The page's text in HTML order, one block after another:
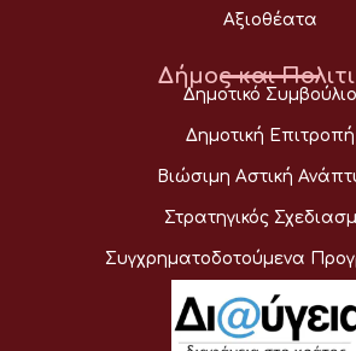
Αξιοθέατα
Δήμος και
Δημοτικό Συμβούλιο
Δημοτική Επιτροπή
Βιώσιμη Αστική
Στρατηγικός
Συγχρηματοδοτούμενα